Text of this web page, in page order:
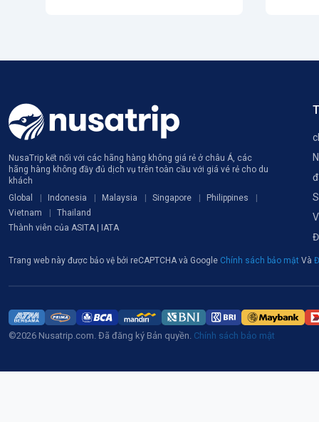
NusaTrip kết nối với các hãng hàng không giá rẻ ở châu Á, các
hãng hàng không đầy đủ dịch vụ trên toàn cầu với giá vé rẻ cho du
khách
Global
Indonesia Malaysia Singapore
Philippines
Vietnam
Thailand
Thành viên của ASITA | IATA
Trang web này được bảo vệ bởi reCAPTCHA và Google Chính sách bảo mật Và
©2026 Nusatrip.com. Đã đăng ký Bản quyền. Chính sách bảo mật